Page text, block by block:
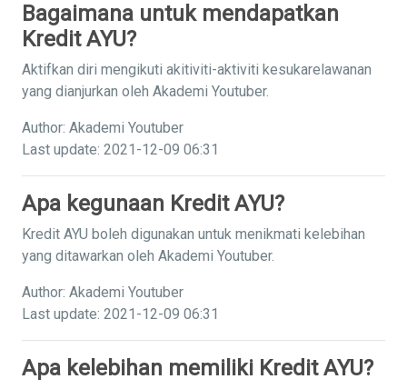
Bagaimana untuk mendapatkan
Kredit AYU?
Aktifkan diri mengikuti akitiviti-aktiviti kesukarelawanan
yang dianjurkan oleh Akademi Youtuber.
Author: Akademi Youtuber
Last update: 2021-12-09 06:31
Apa kegunaan Kredit AYU?
Kredit AYU boleh digunakan untuk menikmati kelebihan
yang ditawarkan oleh Akademi Youtuber.
Author: Akademi Youtuber
Last update: 2021-12-09 06:31
Apa kelebihan memiliki Kredit AYU?